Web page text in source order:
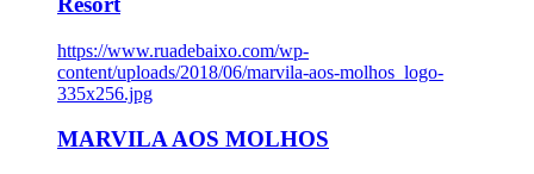
https://www.ruadebaixo.com/wp-
content/uploads/2018/06/marvila-aos-molhos_logo-
335x256.jpg
MARVILA AOS MOLHOS